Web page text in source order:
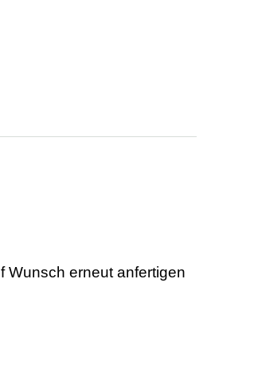
Wunsch erneut anfertigen